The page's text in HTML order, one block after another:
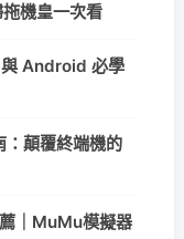
機皇一次看
Android 必學
顛覆終端機的
｜MuMu模擬器